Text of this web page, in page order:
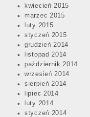
kwiecień 2015
marzec 2015
luty 2015
styczeń 2015
grudzień 2014
listopad 2014
październik 2014
wrzesień 2014
sierpień 2014
lipiec 2014
luty 2014
styczeń 2014